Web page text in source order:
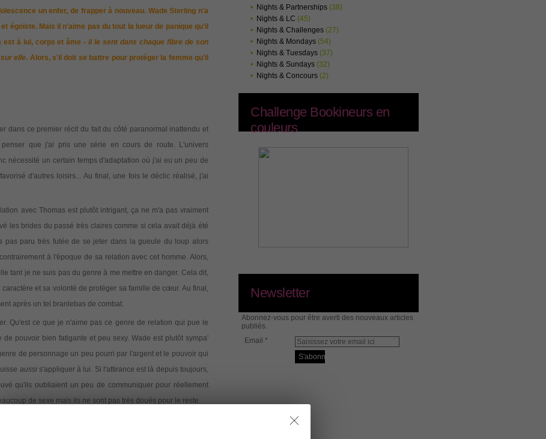
un enfer, de frapper à nouveau. Wade Sterling n'a
égoïste. Mais il n'aime pas du tout la lueur de panique qu'il
est à lui, corps et âme- il le sent dans chaque fibre de son
elle. Alors, s'il doit se battre pour protéger la femme qu'il
dans ce premier récit du fait du côté paranormal inattendu et
que j'ai pris une série en cours de route. L'univers
nécessité un certain temps d'adaptation où j'ai eu un peu de
d'autres loisirs... Au final, une fois le déclic réalisé, j'ai
avec Thomas est plutôt intrigant, ça ne m'a pas vraiment
les brides du passé très claires comme si cela avait déjà été
pas paru très futée de se jeter dans la gueule du loup alors
à l'époque de sa relation avec cet homme. Alors,
tant je ne suis pas du genre à me mettre en danger. Cela dit,
et sa volonté de protéger sa famille de cœur. Au final,
après un tel branlebas de combat.
Qu'est ce que je n'aime pas ce genre de relation qui pue le
pouvoir bien fatigante et peu sexy. Wade est plutôt sympa'
de personnage un peu pourri par l'argent et le pouvoir qui
aussis'appliquer à lui. Si l'attirance est là depuis toujours,
qu'ils oubliaient un peu de communiquer pour réellement
de sexe mais ils ne sont pas très doués pour le reste.
aussi rapide ne me fait pas rêver : si c'est sensé respirer
caprice imposé par Wade.
• Nights & Partnerships (38)
• Nights & LC (45)
• Nights & Challenges (27)
• Nights & Mondays (54)
• Nights & Tuesdays (37)
• Nights & Sundays (32)
• Nights & Concours (2)
Challenge Bookineurs en
couleurs
Newsletter
Abonnez-vous pour être averti des nouveaux articles
publiés.
Email